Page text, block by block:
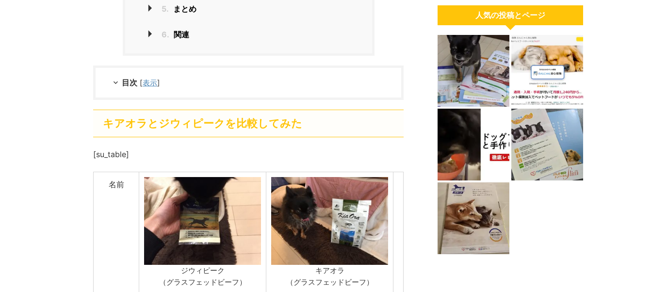
5. まとめ
6. 関連
目次 [表示]
キアオラとジウィピークを比較してみた
[su_table]
名前
ジウィピーク
（グラスフェッドビーフ）
キアオラ
（グラスフェッドビーフ）
人気の投稿とページ